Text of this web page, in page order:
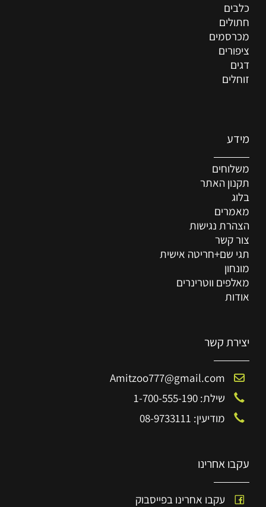
כלבים
חתולים
מכרסמים
ציפורים
דגים
זוחלים
מידע
משלוחים
תקנון האתר
בלוג
מאמרים
הצהרת נגישות
צור קשר
תגי שם+חריטה אישית
מונחון
מאלפים ווטרינרים
אודות
יצירת קשר
Amitzoo777@gmail.com
שילת: 1-700-555-190
מודיעין: 08-9733111
עקבו אחרינו
עקבו אחרינו בפייסבוק